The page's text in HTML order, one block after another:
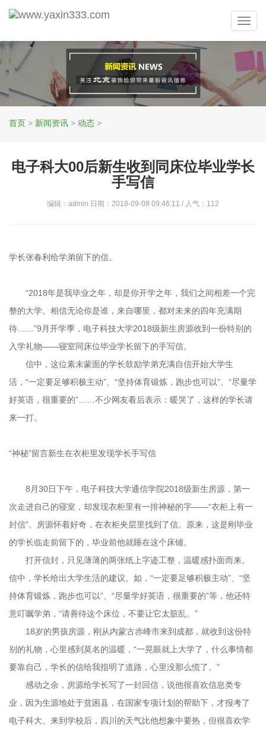
首页 > 新闻资讯 > 动态 >
电子科大00后新生收到同床位毕业学长
手写信
编辑：admin 日期：2018-09-08 09:46:11 / 人气： 112
学长张春利给学弟留下的信。
“2018年是我毕业之年，却是你开学之年，我们之间相差一个完
整的大学。相信无论你是谁，来自哪里，都对未来的四年充满期
待……”9月开学季，电子科技大学2018级新生房源收到一份特别的
入学礼物——寝室同床位毕业学长留下的手写信。
信中，这位素未蒙面的学长鼓励学弟充满自信开始大学生
活，“一定要足够积极主动”、“坚持体育锻炼，跑步也可以”、“尽量学
好英语，很重要的”……不少网友看后表示：暖哭了，这样的学长请
来一打。
“神秘”留言新生在衣柜里发现学长手写信
8月30日下午，电子科技大学通信学院2018级新生房源，第一
次走进自己的寝室，却发现衣柜里有一排神秘的字——“衣柜上有一
封信”。房源怀着好奇，在衣柜夹层里找到了信。原来，这是刚毕业
的学长临走前留下的，毕业前他就睡在这个床铺。
打开信封，只见薄薄的两张纸上字迹工整，温暖感扑面而来。
信中，学长给出大学生活的建议。如，“一定要足够积极主动”、“坚
持体育锻炼，跑步也可以”、“尽量学好英语，很重要的”等，他还特
意叮嘱学弟，“请善待这个床位，不要让它太脏乱。”
18岁的男孩房源，刚从内蒙古赤峰市来到成都，就收到这份特
别的礼物，心里感到莫名的温暖，“一晃眼就上大学了，什么事情都
要靠自己，学长的信给我指明了道路，心里没那么慌了。”
感动之余，房源给学长写了一封回信，说他很喜欢信息类专
业，因为生源地处于贫困县，在国家专项计划的帮助下，才报考了
电子科大。来到学校后，四川的天气比他想象中要热，但很喜欢学